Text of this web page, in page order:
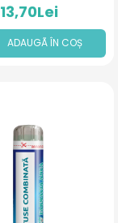
13,70Lei
ADAUGÃ ÎN COȘ